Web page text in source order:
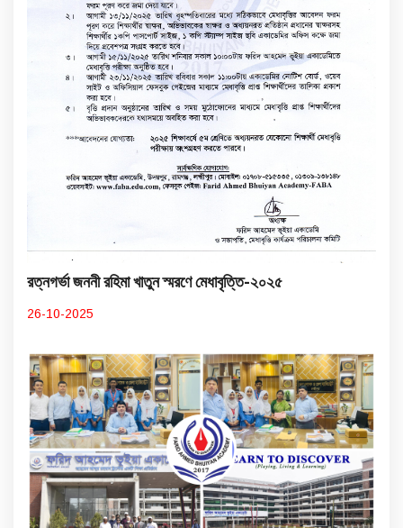
রত্নগর্ভা জননী রহিমা খাতুন স্মরণে মেধাবৃত্তি-২০২৫
26-10-2025